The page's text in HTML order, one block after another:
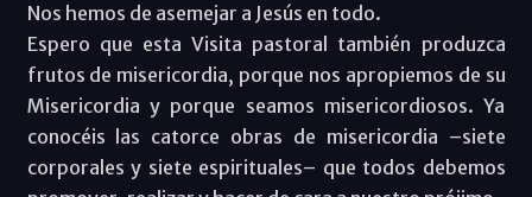
Nos hemos de asemejar a Jesús en todo.
Espero que esta Visita pastoral también produzca
frutos de misericordia, porque nos apropiemos de su
Misericordia y porque seamos misericordiosos. Ya
conocéis las catorce obras de misericordia –siete
corporales y siete espirituales– que todos debemos